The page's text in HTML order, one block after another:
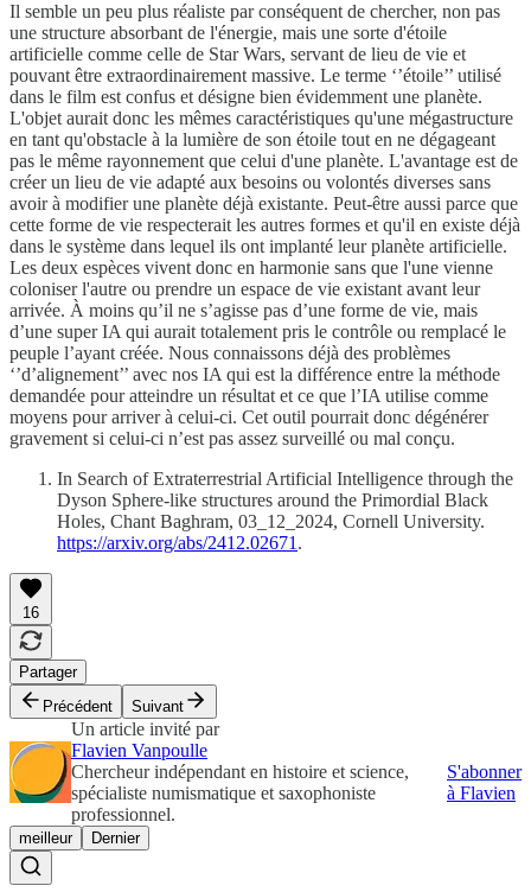
Il semble un peu plus réaliste par conséquent de chercher, non pas
une structure absorbant de l'énergie, mais une sorte d'étoile
artificielle comme celle de Star Wars, servant de lieu de vie et
pouvant être extraordinairement massive. Le terme ‘’étoile’’ utilisé
dans le film est confus et désigne bien évidemment une planète.
L'objet aurait donc les mêmes caractéristiques qu'une mégastructure
en tant qu'obstacle à la lumière de son étoile tout en ne dégageant
pas le même rayonnement que celui d'une planète. L'avantage est de
créer un lieu de vie adapté aux besoins ou volontés diverses sans
avoir à modifier une planète déjà existante. Peut-être aussi parce que
cette forme de vie respecterait les autres formes et qu'il en existe déjà
dans le système dans lequel ils ont implanté leur planète artificielle.
Les deux espèces vivent donc en harmonie sans que l'une vienne
coloniser l'autre ou prendre un espace de vie existant avant leur
arrivée. À moins qu’il ne s’agisse pas d’une forme de vie, mais
d’une super IA qui aurait totalement pris le contrôle ou remplacé le
peuple l’ayant créée. Nous connaissons déjà des problèmes
‘’d’alignement’’ avec nos IA qui est la différence entre la méthode
demandée pour atteindre un résultat et ce que l’IA utilise comme
moyens pour arriver à celui-ci. Cet outil pourrait donc dégénérer
gravement si celui-ci n’est pas assez surveillé ou mal conçu.
In Search of Extraterrestrial Artificial Intelligence through the
Dyson Sphere-like structures around the Primordial Black
Holes, Chant Baghram, 03_12_2024, Cornell University.
https://arxiv.org/abs/2412.02671 .
16
Partager
Précédent
Suivant
Un article invité par
Flavien Vanpoulle
Chercheur indépendant en histoire et science,
spécialiste numismatique et saxophoniste
professionnel.
S'abonner
à Flavien
meilleur Dernier